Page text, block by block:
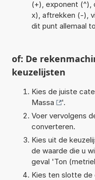
(+), exponent (^),
x), aftrekken (-),
dit punt allemaal
of: De
keuzelijsten
Kies de juiste
Massa
'.
Voer vervolgens
converteren.
Kies uit de
de waarde die u
geval 'Ton
Kies ten slotte de